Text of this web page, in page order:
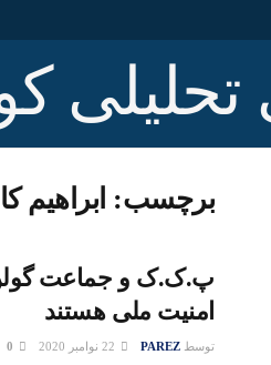
برچسب: ابراهیم
پ.ک.ک و جماعت
امنیت ملی هستند
توسط PAREZ